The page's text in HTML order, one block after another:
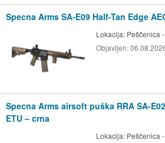
Specna Arms SA-E09 Half-Tan Edge
Lokacija: Peščenica
Objavljen:
Specna Arms airsoft puška RRA SA-
ETU – crna
Lokacija: Peščenica